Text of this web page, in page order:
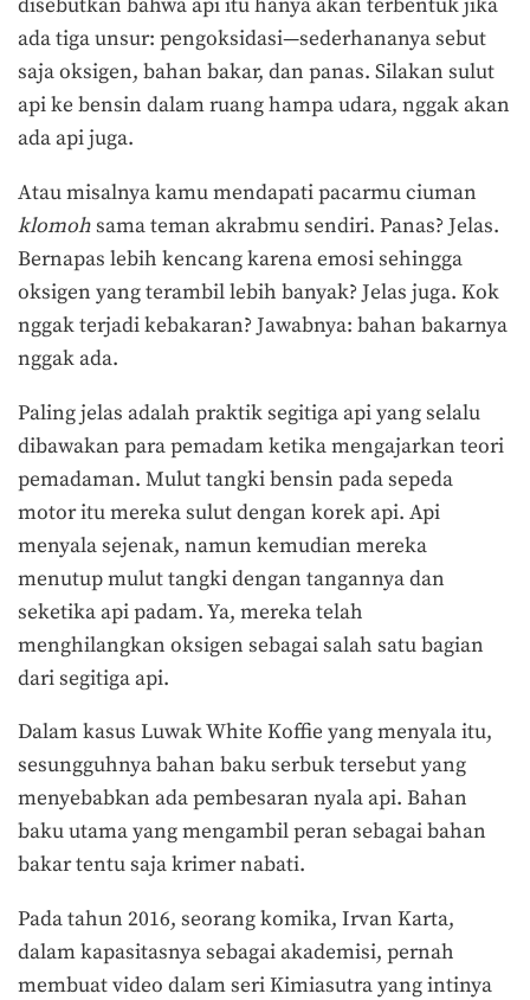
disebutkan bahwa api itu hanya akan terbentuk jika
ada tiga unsur: pengoksidasi—sederhananya sebut
saja oksigen, bahan bakar, dan panas. Silakan sulut
api ke bensin dalam ruang hampa udara, nggak akan
ada api juga.
Atau misalnya kamu mendapati pacarmu ciuman
klomohsama teman akrabmu sendiri. Panas? Jelas.
Bernapas lebih kencang karena emosi sehingga
oksigen yang terambil lebih banyak? Jelas juga. Kok
nggak terjadi kebakaran? Jawabnya: bahan bakarnya
nggak ada.
Paling jelas adalah praktik segitiga api yang selalu
dibawakan para pemadam ketika mengajarkan teori
pemadaman. Mulut tangki bensin pada sepeda
motor itu mereka sulut dengan korek api. Api
menyala sejenak, namun kemudian mereka
menutup mulut tangki dengan tangannya dan
seketika api padam. Ya, mereka telah
menghilangkan oksigen sebagai salah satu bagian
dari segitiga api.
Dalam kasus Luwak White Koffie yang menyala itu,
sesungguhnya bahan baku serbuk tersebut yang
menyebabkan ada pembesaran nyala api. Bahan
baku utama yang mengambil peran sebagai bahan
bakar tentu saja krimer nabati.
Pada tahun 2016, seorang komika, Irvan Karta,
dalam kapasitasnya sebagai akademisi, pernah
membuat video dalam seri Kimiasutra yang intinya